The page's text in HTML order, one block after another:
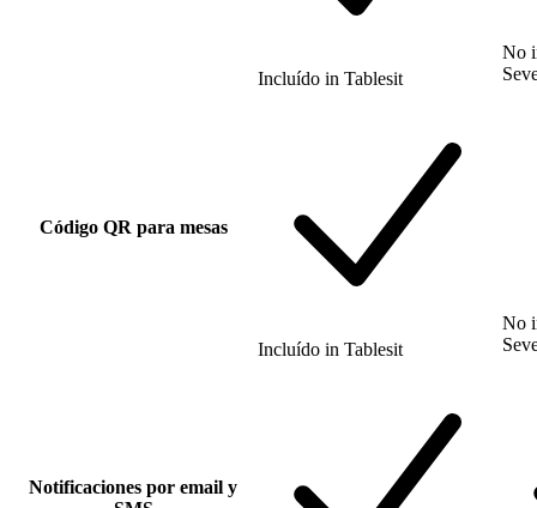
Incluído in Tablesit
No
Código QR para mesas
Incluído in Tablesit
No
Notificaciones por email y